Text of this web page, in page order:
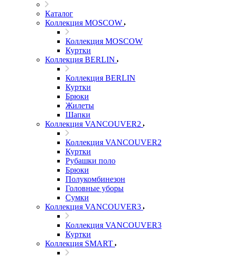
Каталог
Коллекция MOSCOW
Коллекция MOSCOW
Куртки
Коллекция BERLIN
Коллекция BERLIN
Куртки
Брюки
Жилеты
Шапки
Коллекция VANCOUVER2
Коллекция VANCOUVER2
Куртки
Рубашки поло
Брюки
Полукомбинезон
Головные уборы
Сумки
Коллекция VANCOUVER3
Коллекция VANCOUVER3
Куртки
Коллекция SMART